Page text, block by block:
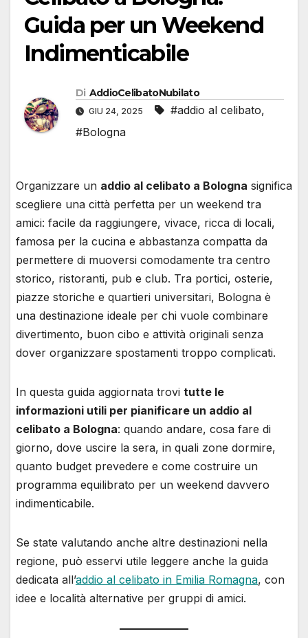
Guida per un Weekend
Indimenticabile
Di AddioCelibatoNubilato
GIU 24, 2025 #addio al celibato,
#Bologna
Organizzare un addio al celibato a Bologna significa
scegliere una città perfetta per un weekend tra
amici: facile da raggiungere, vivace, ricca di locali,
famosa per la cucina e abbastanza compatta da
permettere di muoversi comodamente tra centro
storico, ristoranti, pub e club. Tra portici, osterie,
piazze storiche e quartieri universitari, Bologna è
una destinazione ideale per chi vuole combinare
divertimento, buon cibo e attività originali senza
dover organizzare spostamenti troppo complicati.
In questa guida aggiornata trovi tutte le
informazioni utili per pianificare un addio al
celibato a Bologna: quando andare, cosa fare di
giorno, dove uscire la sera, in quali zone dormire,
quanto budget prevedere e come costruire un
programma equilibrato per un weekend davvero
indimenticabile.
Se state valutando anche altre destinazioni nella
regione, può esservi utile leggere anche la guida
dedicata all’addio al celibato in Emilia Romagna, con
idee e località alternative per gruppi di amici.